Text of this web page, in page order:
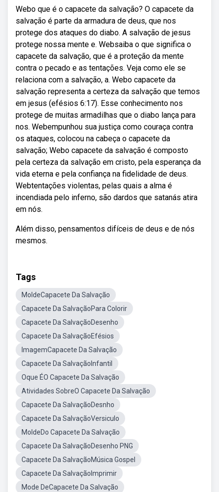
Webo que é o capacete da salvação? O capacete da
salvação é parte da armadura de deus, que nos
protege dos ataques do diabo. A salvação de jesus
protege nossa mente e. Websaiba o que significa o
capacete da salvação, que é a proteção da mente
contra o pecado e as tentações. Veja como ele se
relaciona com a salvação, a. Webo capacete da
salvação representa a certeza da salvação que temos
em jesus (efésios 6:17). Esse conhecimento nos
protege de muitas armadilhas que o diabo lança para
nos. Webempunhou sua justiça como couraça contra
os ataques, colocou na cabeça o capacete da
salvação; Webo capacete da salvação é composto
pela certeza da salvação em cristo, pela esperança da
vida eterna e pela confiança na fidelidade de deus.
Webtentações violentas, pelas quais a alma é
incendiada pelo inferno, são dardos que satanás atira
em nós.
Além disso, pensamentos difíceis de deus e de nós
mesmos.
Tags
MoldeCapacete Da Salvação
Capacete Da SalvaçãoPara Colorir
Capacete Da SalvaçãoDesenho
Capacete Da SalvaçãoEfésios
ImagemCapacete Da Salvação
Capacete Da SalvaçãoInfantil
Oque ÉO Capacete Da Salvação
Atividades SobreO Capacete Da Salvação
Capacete Da SalvaçãoDesnho
Capacete Da SalvaçãoVersiculo
MoldeDo Capacete Da Salvação
Capacete Da SalvaçãoDesenho PNG
Capacete Da SalvaçãoMúsica Gospel
Capacete Da SalvaçãoImprimir
Mode DeCapacete Da Salvação